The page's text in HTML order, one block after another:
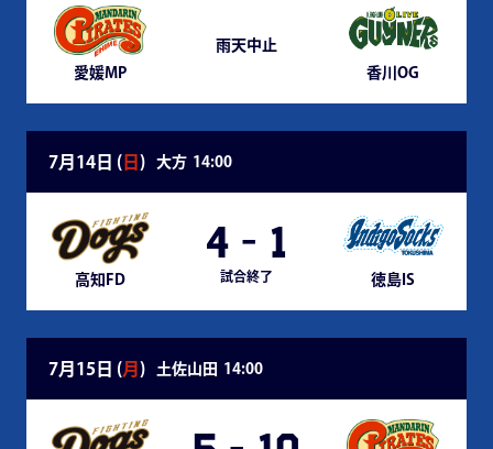
愛媛MP
雨天中止
香川OG
7月14日 ( 日 ) 大方 14:00
高知FD
4 - 1
試合終了 徳島IS
7月15日 (月 ) 土佐山田 14:00